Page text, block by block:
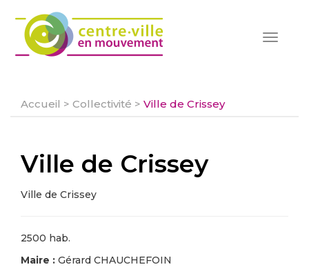
Toggle
Accueil > Collectivité > Ville de Crissey
Ville de Crissey
Ville de Crissey
2500 hab.
Maire : Gérard CHAUCHEFOIN